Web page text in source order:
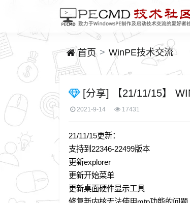
首页 WinPE技术交流
[分享] 【21/11/15】
2021-9-14 17431
21/11/15更新：
支持到22346-22499版本
更新explorer
更新开始菜单
更新桌面硬件显示工具